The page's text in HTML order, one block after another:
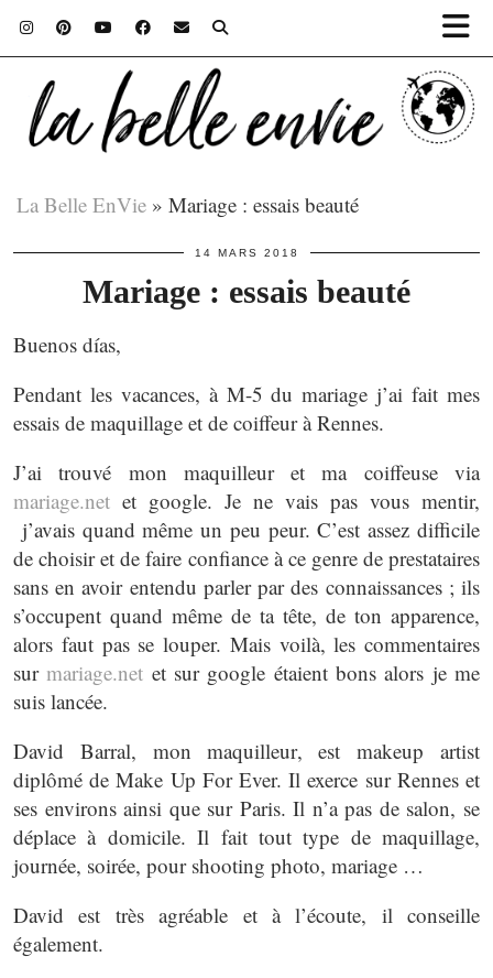
La Belle EnVie » Mariage : essais beauté
14 MARS 2018
Mariage : essais beauté
Buenos días,
Pendant les vacances, à M-5 du mariage j’ai fait mes
essais de maquillage et de coiffeur à Rennes.
J’ai trouvé mon maquilleur et ma coiffeuse via
mariage.net et google. Je ne vais pas vous mentir,
j’avais quand même un peu peur. C’est assez difficile
de choisir et de faire confiance à ce genre de prestataires
sans en avoir entendu parler par des connaissances ; ils
s’occupent quand même de ta tête, de ton apparence,
alors faut pas se louper. Mais voilà, les commentaires
sur mariage.net et sur google étaient bons alors je me
suis lancée.
David Barral, mon maquilleur, est makeup artist
diplômé de Make Up For Ever. Il exerce sur Rennes et
ses environs ainsi que sur Paris. Il n’a pas de salon, se
déplace à domicile. Il fait tout type de maquillage,
journée, soirée, pour shooting photo, mariage …
David est très agréable et à l’écoute, il conseille
également.